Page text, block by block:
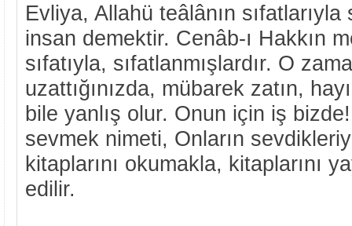
Evliya, Allahü teâlânın sıfatlarıyla
insan demektir. Cenâb-ı Hakkın
sıfatıyla, sıfatlanmışlardır. O
uzattığınızda, mübarek zatın,
bile yanlış olur. Onun için iş
sevmek nimeti, Onların
kitaplarını okumakla, kitaplarını
edilir.